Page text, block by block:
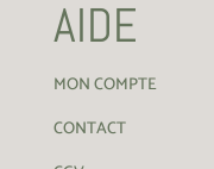
AIDE
MON COMPTE
CONTACT